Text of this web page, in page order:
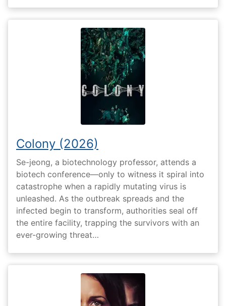
Colony (2026)
Se-jeong, a biotechnology professor, attends a
biotech conference—only to witness it spiral into
catastrophe when a rapidly mutating virus is
unleashed. As the outbreak spreads and the
infected begin to transform, authorities seal off
the entire facility, trapping the survivors with an
ever-growing threat…